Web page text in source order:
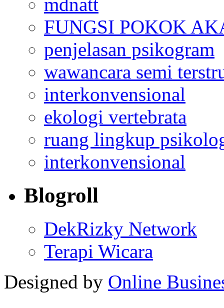
FUNGSI POKOK
penjelasan psikogram
wawancara semi
interkonvensional
ekologi vertebrata
ruang lingkup
interkonvensional
Blogroll
DekRizky Network
Terapi Wicara
Designed by Online